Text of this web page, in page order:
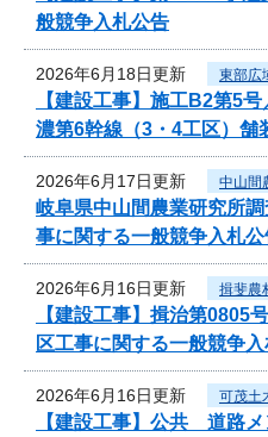
般競争入札公告
2026年6月18日更新 東部広
【建設工事】施工B2第5
濃第6幹線（3・4工区）舗
2026年6月17日更新 中山間
岐阜県中山間農業研究所
事に関する一般競争入札公
2026年6月16日更新 揖斐農
【建設工事】揖治第0805
区工事に関する一般競争
2026年6月16日更新 可茂土
【建設工事】公共 道路